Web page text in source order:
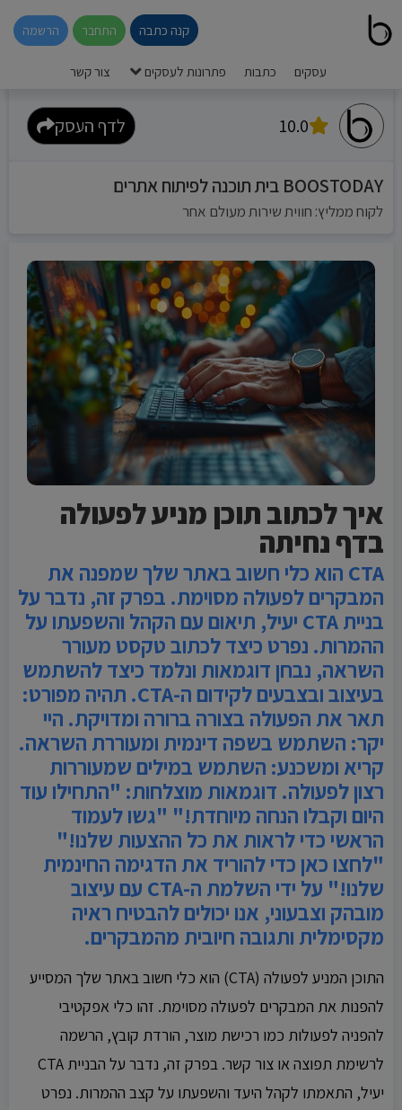
קנה כתבה התחבר הרשמה
עסקים כתבות פתרונות לעסקים צור קשר
10.0 לדף העסק
BOOSTODAY בית תוכנה לפיתוח אתרים
לקוח ממליץ: חווית שירות מעולם אחר
איך לכתוב תוכן מניע לפעולה
בדף נחיתה
CTA הוא כלי חשוב באתר שלך שמפנה את
המבקרים לפעולה מסוימת. בפרק זה, נדבר על
בניית CTA יעיל, תיאום עם הקהל והשפעתו על
ההמרות. נפרט כיצד לכתוב טקסט מעורר
השראה, נבחן דוגמאות ונלמד כיצד להשתמש
בעיצוב ובצבעים לקידום ה-CTA. תהיה מפורט:
תאר את הפעולה בצורה ברורה ומדויקת. היי
יקר: השתמש בשפה דינמית ומעוררת השראה.
קריא ומשכנע: השתמש במילים שמעוררות
רצון לפעולה. דוגמאות מוצלחות: "התחילו עוד
היום וקבלו הנחה מיוחדת!" "גשו לעמוד
הראשי כדי לראות את כל ההצעות שלנו!"
"לחצו כאן כדי להוריד את הדגימה החינמית
שלנו!" על ידי השלמת ה-CTA עם עיצוב
מובהק וצבעוני, אנו יכולים להבטיח ראיה
מקסימלית ותגובה חיובית מהמבקרים.
התוכן המניע לפעולה (CTA) הוא כלי חשוב באתר שלך המסייע
להפנות את המבקרים לפעולה מסוימת. זהו כלי אפקטיבי
להפניה לפעולות כמו רכישת מוצר, הורדת קובץ, הרשמה
לרשימת תפוצה או צור קשר. בפרק זה, נדבר על הבניית CTA
יעיל, התאמתו לקהל היעד והשפעתו על קצב ההמרות. נפרט